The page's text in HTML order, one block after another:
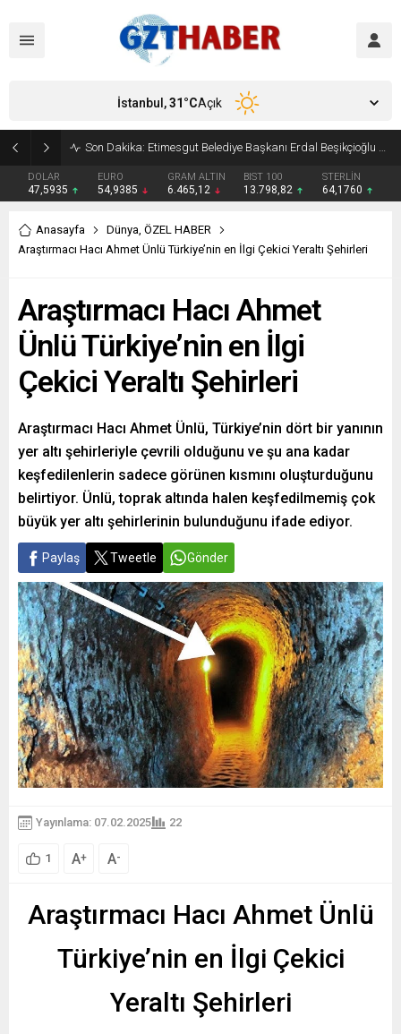
Son Dakika: Etimesgut Belediye Başkanı Erdal Beşikçioğlu görevden uzaklaştırıldı
DOLAR
47,5935
EURO
54,9385
GRAM ALTIN
6.465,12
BIST 100
13.798,82
STERLİN
64,1760
İstanbul,31°CAçık
Anasayfa Dünya, ÖZEL HABER
Araştırmacı Hacı Ahmet Ünlü Türkiye’nin en İlgi Çekici Yeraltı Şehirleri
Araştırmacı Hacı Ahmet
Ünlü Türkiye’nin en İlgi
Çekici Yeraltı Şehirleri
Araştırmacı Hacı Ahmet Ünlü, Türkiye’nin dört bir yanının
yer altı şehirleriyle çevrili olduğunu ve şu ana kadar
keşfedilenlerin sadece görünen kısmını oluşturduğunu
belirtiyor. Ünlü, toprak altında halen keşfedilmemiş çok
büyük yer altı şehirlerinin bulunduğunu ifade ediyor.
Paylaş Tweetle Gönder
Yayınlama: 07.02.2025 22
1 A+ A-
Araştırmacı Hacı Ahmet Ünlü
Türkiye’nin en İlgi Çekici
Yeraltı Şehirleri